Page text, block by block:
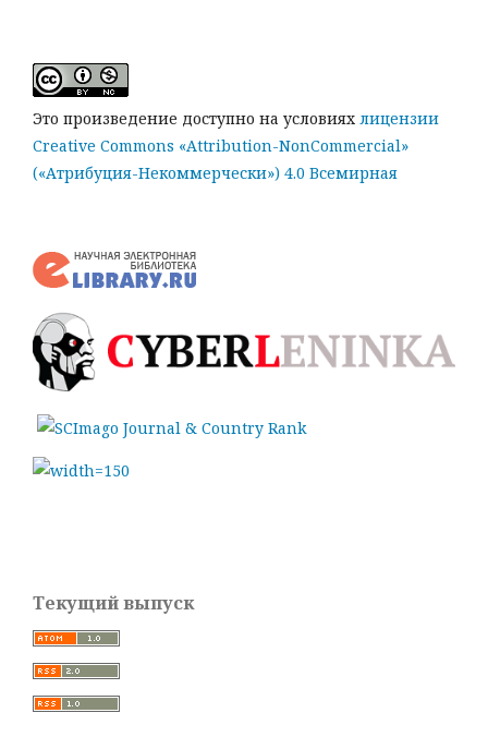
Это произведение доступно на условиях лицензии
Creative Commons «Attribution-NonCommercial»
(«Атрибуция-Некоммерчески») 4.0 Всемирная
Текущий выпуск